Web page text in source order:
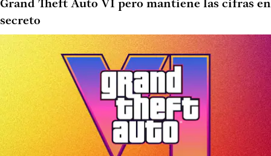
Grand Theft Auto VI pero mantiene las cifras en
secreto